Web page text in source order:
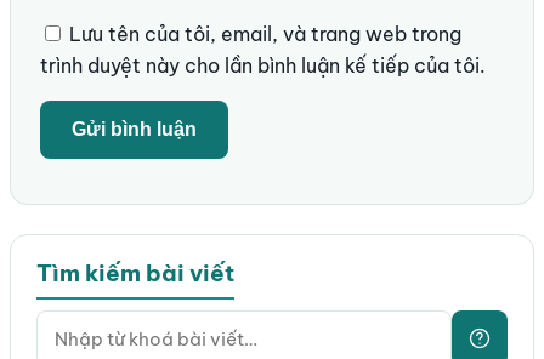
Lưu tên của tôi, email, và trang web trong
trình duyệt này cho lần bình luận kế tiếp của tôi.
Tìm kiếm bài viết